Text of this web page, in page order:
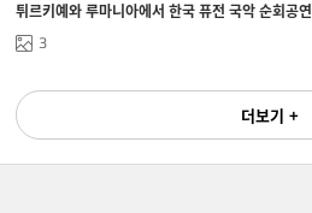
튀르키예와 루마니아에서 한국 퓨전 국악 순회공연
3
더보기 +